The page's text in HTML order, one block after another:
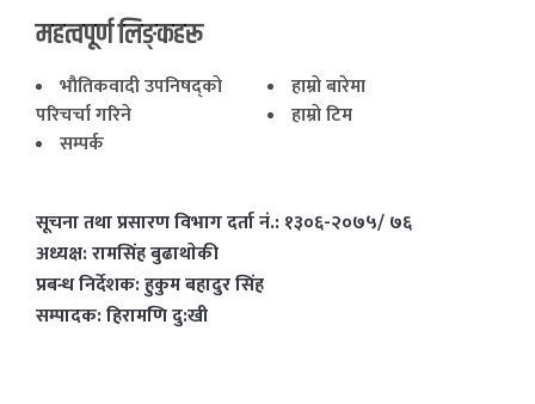
महत्वपूर्ण लिङ्कहरू
भाैतिकवादी उपनिषद्काे
परिचर्चा गरिने
हाम्राे बारेमा
हाम्राे टिम
सम्पर्क
सूचना तथा प्रसारण विभाग दर्ता नं.: १३०६-२०७५/ ७६
अध्यक्ष: रामसिंह बुढाथाेकी
प्रबन्ध निर्देशक: हुकुम बहादुर सिंह
सम्पादक: हिरामणि दु:खी